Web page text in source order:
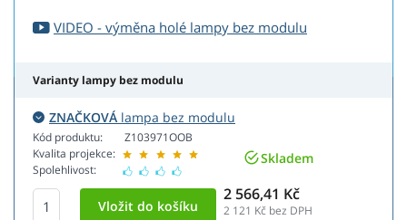
VIDEO - výměna holé lampy bez modulu
Varianty lampy bez modulu
ZNAČKOVÁ lampa bez modulu
Kód produktu:
Kvalita projekce:
Spolehlivost:
Z103971OOB
Skladem
2 566,41 Kč
2 121 Kč bez DPH